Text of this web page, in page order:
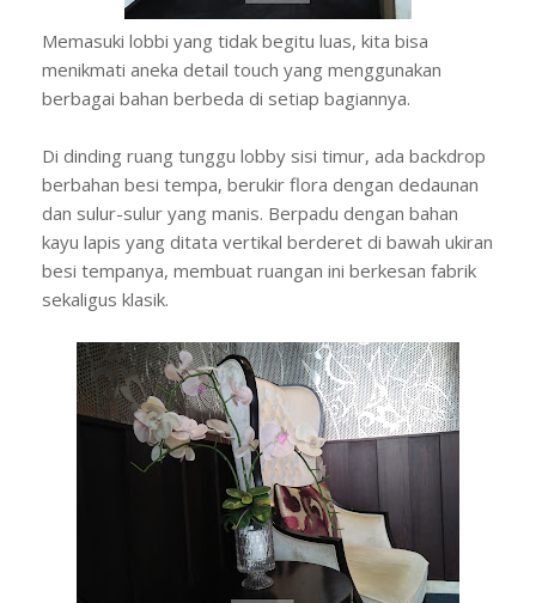
Memasuki lobbi yang tidak begitu luas, kita bisa
menikmati aneka detail touch yang menggunakan
berbagai bahan berbeda di setiap bagiannya.
Di dinding ruang tunggu lobby sisi timur, ada backdrop
berbahan besi tempa, berukir flora dengan dedaunan
dan sulur-sulur yang manis. Berpadu dengan bahan
kayu lapis yang ditata vertikal berderet di bawah ukiran
besi tempanya, membuat ruangan ini berkesan fabrik
sekaligus klasik.